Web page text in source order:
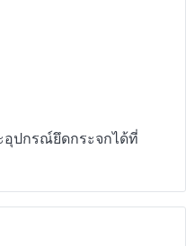
อุปกรณ์ยึดกระจกได้ที่